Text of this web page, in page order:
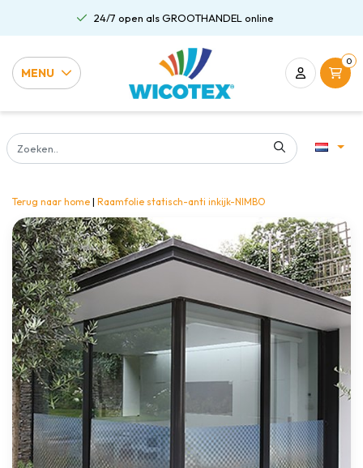
24/7 open als GROOTHANDEL online
MENU
0
Terug naar home | Raamfolie statisch-anti inkijk-NIMBO